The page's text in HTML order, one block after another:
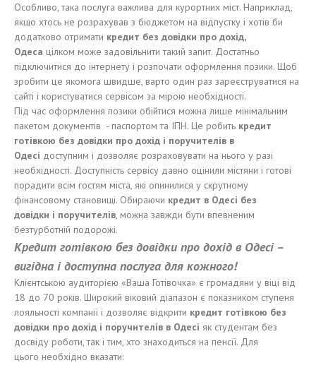
Особливо, така послуга важлива для курортних міст. Наприклад,
якщо хтось не розрахував з бюджетом на відпустку і хотів би
додатково отримати кредит без довідки про дохід,
Одеса цілком може задовільнити такий запит. Достатньо
підключитися до інтернету і розпочати оформлення позики. Щоб
зробити це якомога швидше, варто один раз зареєструватися на
сайті і користуватися сервісом за мірою необхідності.
Під час оформлення позики обійтися можна лише мінімальним
пакетом документів - паспортом та ІПН. Це робить кредит
готівкою без довідки про дохід і поручителів в
Одесі доступним і дозволяє розраховувати на нього у разі
необхідності. Доступність сервісу давно оцінили містяни і готові
порадити всім гостям міста, які опинилися у скрутному
фінансовому становищі. Обираючи кредит в Одесі без
довідки і поручителів, можна завжди бути впевненим
безтурботній подорожі.
Кредит готівкою без довідки про дохід в Одесі–
вигідна ідоступна послуга для кожного!
Клієнтською аудиторією «Ваша Готівочка» є громадяни у віці від
18 до 70 років. Широкий віковий діапазон є показником ступеня
лояльності компанії і дозволяє відкрити кредит готівкою без
довідки про дохід і поручителів в Одесі як студентам без
досвіду роботи, так і тим, хто знаходиться на пенсії. Для
цього необхідно вказати: